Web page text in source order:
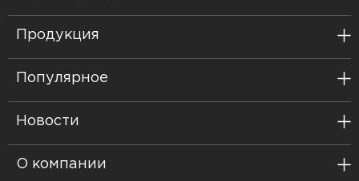
Продукция
Популярное
Новости
О компании